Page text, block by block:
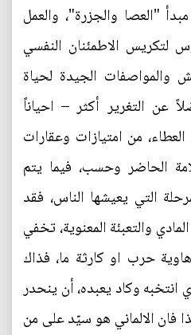
"العصا والجزرة"، والعمل
لتكريس الاطمئنان النفسي
والمواصفات الجيدة لحياة
عن التغرير أكثر – احياناً
من امتيازات وعقارات
الحاضر وحسب، فيما يتم
التي يعيشها الناس، فقد
والتعبئة المعنوية، تخفي
حرب او كارثة ما، فذاك
وكاد يعبده، أن ينحدر
فان الالماني هو سيّد على من